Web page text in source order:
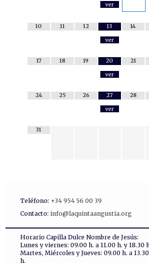
ver
10 11 12
13
ver
14
17 18 19
20
ver
21
24 25 26
27
ver
28
31
Teléfono: +34 954 56 00 39
Contacto: info@laquintaangustia.org
Horario Capilla Dulce Nombre de Jesús:
Lunes y viernes: 09.00 h. a 11.00 h. y 18.30
Martes, Miércoles y Jueves: 09.00 h. a
h.